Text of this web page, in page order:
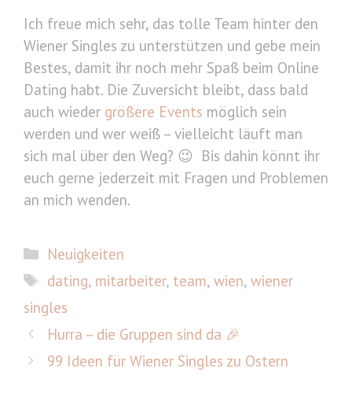
Ich freue mich sehr, das tolle Team hinter den
Wiener Singles zu unterstützen und gebe mein
Bestes, damit ihr noch mehr Spaß beim Online
Dating habt. Die Zuversicht bleibt, dass bald
auch wieder größere Events möglich sein
werden und wer weiß – vielleicht läuft man
sich mal über den Weg? 😉 Bis dahin könnt ihr
euch gerne jederzeit mit Fragen und Problemen
an mich wenden.
Kategorien
Neuigkeiten
Schlagwörter
dating, mitarbeiter, team,wien,wiener
singles
Hurra – die Gruppen sind da 🎉
99 Ideen für Wiener Singles zu Ostern